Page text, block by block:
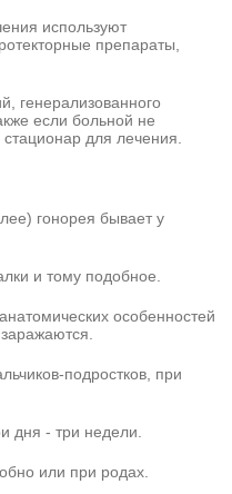
используют
препараты,
генерализованного
если больной не
для лечения.
гонорея бывает у
и тому подобное.
особенностей
подростков, при
дня - три недели.
или при родах.